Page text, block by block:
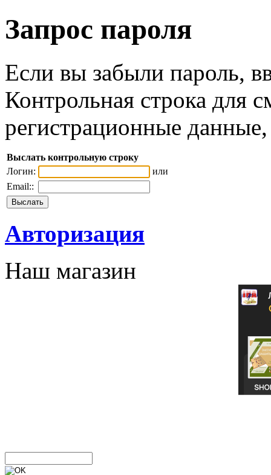
Запрос пароля
Если вы забыли пароль,
Контрольная строка для
регистрационные
Выслать контрольную строку
Логин:
или
Email::
Авторизация
Наш магазин